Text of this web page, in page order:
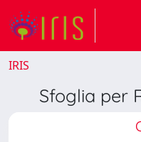
IRIS
Sfoglia per